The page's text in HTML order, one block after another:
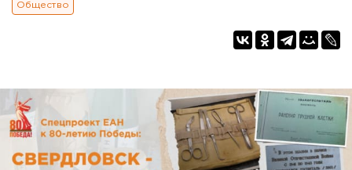
Общество